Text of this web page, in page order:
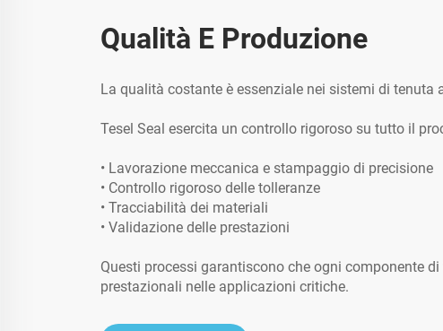
Qualità E Produzione
La qualità costante è essenziale nei sistemi di tenuta
Tesel Seal esercita un controllo rigoroso su tutto il
• Lavorazione meccanica e stampaggio di precisione
• Controllo rigoroso delle tolleranze
• Tracciabilità dei materiali
• Validazione delle prestazioni
Questi processi garantiscono che ogni componente
prestazionali nelle applicazioni critiche.